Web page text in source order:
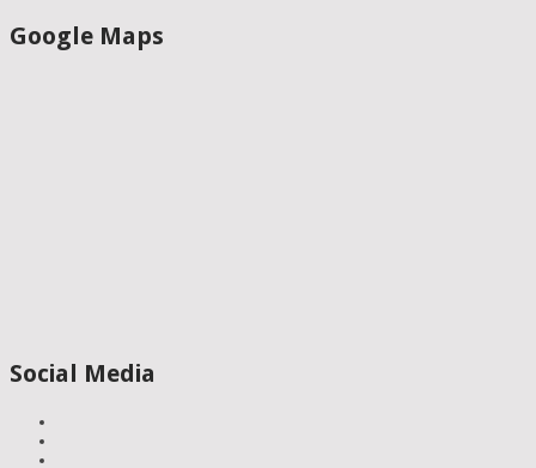
Google Maps
Social Media